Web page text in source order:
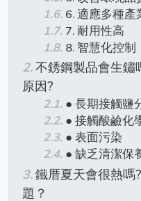
6. 適應多種產
7. 耐用性高
8. 智慧化控制
不銹鋼製品會生鏽
原因?
● 長期接觸鹽
● 接觸酸鹼化
● 表面污染
● 缺乏清潔保
鐵厝夏天會很熱嗎
題？